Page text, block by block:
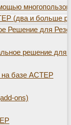
(два и больше
Решение для
решение для
на базе АСТЕР
ons)